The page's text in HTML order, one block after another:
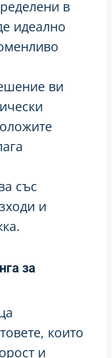
в
идеално
ви
със
и
за
които
и